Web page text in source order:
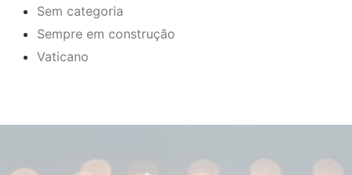
Sem categoria
Sempre em construção
Vaticano